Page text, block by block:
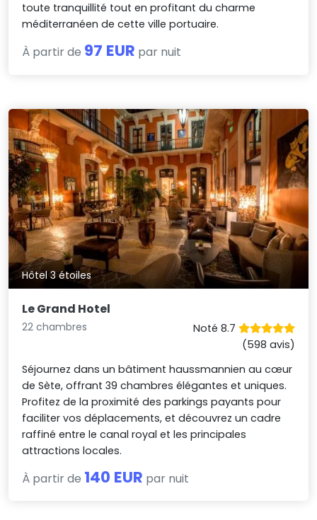
toute tranquillité tout en profitant du charme
méditerranéen de cette ville portuaire.
À partir de 97 EUR par nuit
Hôtel 3 étoiles
Le Grand Hotel
22 chambres
Noté 8.7
(598 avis)
Séjournez dans un bâtiment haussmannien au cœur
de Sète, offrant 39 chambres élégantes et uniques.
Profitez de la proximité des parkings payants pour
faciliter vos déplacements, et découvrez un cadre
raffiné entre le canal royal et les principales
attractions locales.
À partir de 140 EUR par nuit